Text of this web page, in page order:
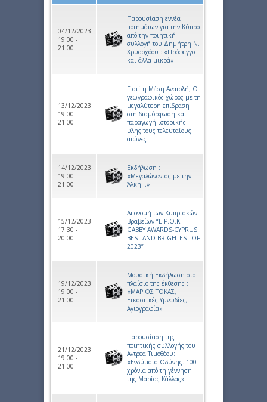
04/12/2023
19:00 -
21:00
Παρουσίαση εννέα
ποιημάτων για την Κύπρο
από την ποιητική
συλλογή του Δημήτρη Ν.
Χρυσοχόου : «Πρόφεγγο
και άλλα μικρά»
13/12/2023
19:00 -
21:00
Γιατί η Μέση Ανατολή; Ο
γεωγραφικός χώρος με τη
μεγαλύτερη επίδραση
στη διαμόρφωση και
παραγωγή ιστορικής
ύλης τους τελευταίους
αιώνες
14/12/2023
19:00 -
21:00
Εκδήλωση :
«Μεγαλώνοντας με την
Άλκη…»
15/12/2023
17:30 -
20:00
Aπονομή των Κυπριακών
Βραβείων “E.P.O.Κ.
GABBY AWARDS-CYPRUS
BEST AND BRIGHTEST ΟF
2023”
19/12/2023
19:00 -
21:00
Μουσική Εκδήλωση στο
πλαίσιο της έκθεσης :
«ΜΑΡΙΟΣ ΤΟΚΑΣ,
Εικαστικές Υμνωδίες,
Αγιογραφία»
21/12/2023
19:00 -
21:00
Παρουσίαση της
ποιητικής συλλογής του
Αντρέα Τιμοθέου:
«Ενδύματα Οδύνης. 100
χρόνια από τη γέννηση
της Μαρίας Κάλλας»